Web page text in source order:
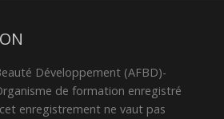
Développement (AFBD)-
de formation enregistré
enregistrement ne vaut pas